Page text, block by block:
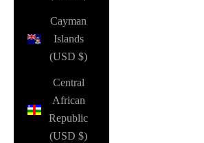
Cayman
Islands
(USD $)
Central
African
Republic
(USD $)